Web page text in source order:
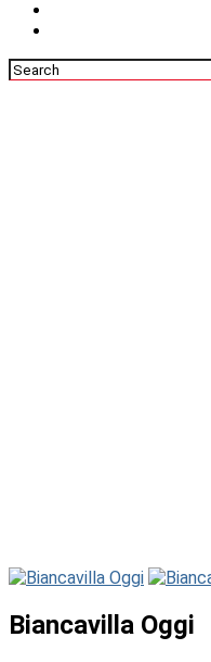
Biancavilla Oggi